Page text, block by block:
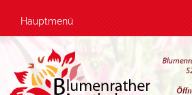
Hauptmenü